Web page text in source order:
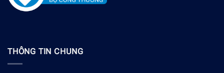
THÔNG TIN CHUNG